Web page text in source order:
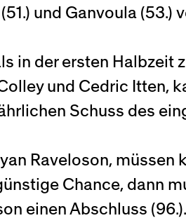
und Ganvoula (53.)
in der ersten Halbzeit
und Cedric Itten,
Schuss des
Raveloson, müssen
Chance, dann
einen Abschluss